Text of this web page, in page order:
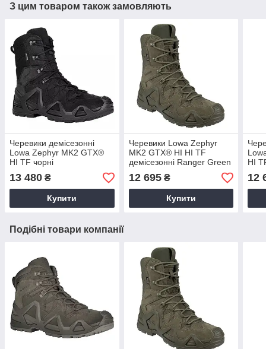
З цим товаром також замовляють
Черевики демісезонні
Lowa Zephyr MK2 GTX®
HI TF чорні
13 480 ₴
Купити
Черевики Lowa Zephyr
MK2 GTX® HI HI TF
демісезонні Ranger Green
12 695₴
Купити
HI
12
Подібні товари компанії